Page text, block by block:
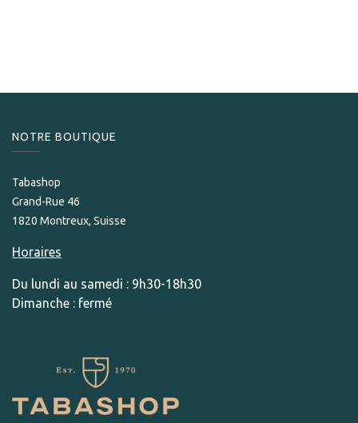
NOTRE BOUTIQUE
Tabashop
Grand-Rue 46
1820 Montreux, Suisse
Horaires
Du lundi au samedi : 9h30-18h30
Dimanche : fermé